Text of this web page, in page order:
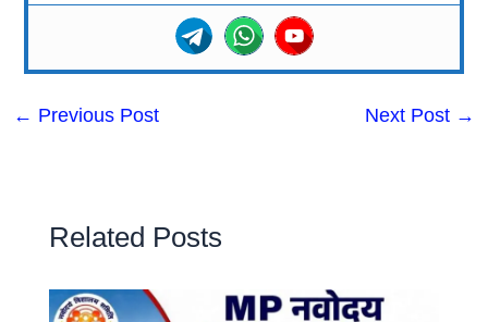
← Previous Post Next Post →
Related Posts